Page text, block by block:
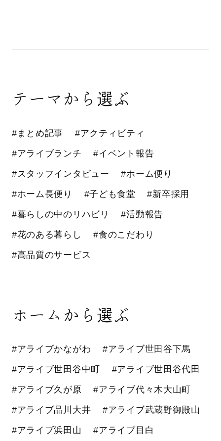
テーマから選ぶ
#まとめ記事 #アクティビティ
#アライブランチ #イベント報告
#スタッフインタビュー #ホーム便り
#ホーム長便り #子ども食堂 #新卒採用
#暮らしの中のリハビリ #活動報告
#花のある暮らし #食のこだわり
#高品質のサービス
ホームから選ぶ
#アライブかながわ #アライブ世田谷下馬
#アライブ世田谷中町 #アライブ世田谷代田
#アライブ久が原 #アライブ代々木大山町
#アライブ品川大井 #アライブ武蔵野御殿山
#アライブ浜田山 #アライブ目白